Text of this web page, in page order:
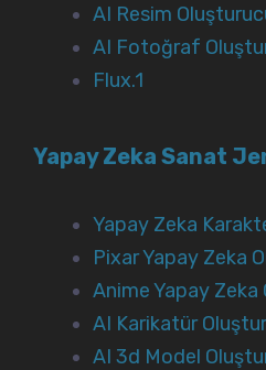
AI Resim
AI Fotoğraf
Flux.1
Yapay Zeka Sanat
Yapay Zeka
Pixar Yapay Zeka
Anime Yapay Zeka
AI Karikatür
AI 3d Model